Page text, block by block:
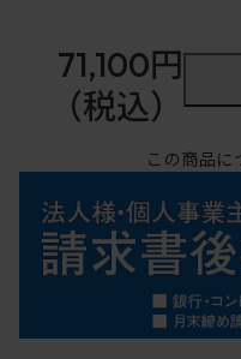
71,100円
（税込）
この商品に